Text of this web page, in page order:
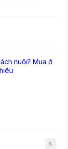
nuôi? Mua ở
5